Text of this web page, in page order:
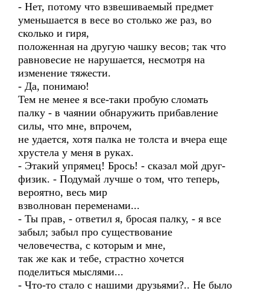
- Нет, потому что взвешиваемый предмет
уменьшается в весе во столько же раз, во
сколько и гиря,
положенная на другую чашку весов; так что
равновесие не нарушается, несмотря на
изменение тяжести.
- Да, понимаю!
Тем не менее я все-таки пробую сломать
палку - в чаянии обнаружить прибавление
силы, что мне, впрочем,
не удается, хотя палка не толста и вчера еще
хрустела у меня в руках.
- Этакий упрямец! Брось! - сказал мой друг-
физик. - Подумай лучше о том, что теперь,
вероятно, весь мир
взволнован переменами...
- Ты прав, - ответил я, бросая палку, - я все
забыл; забыл про существование
человечества, с которым и мне,
так же как и тебе, страстно хочется
поделиться мыслями...
- Что-то стало с нашими друзьями?.. Не было